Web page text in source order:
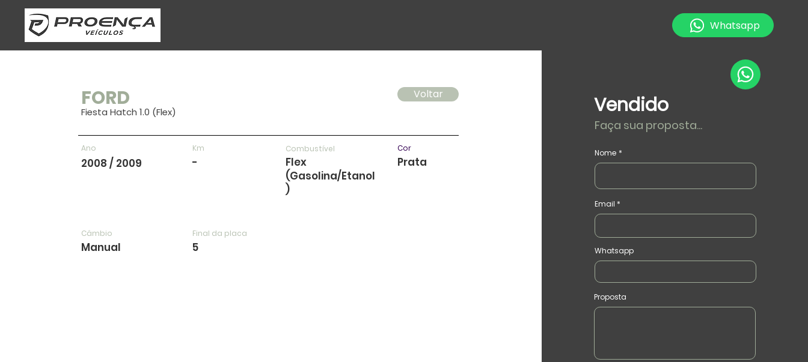
Whatsapp
FORD
Fiesta Hatch 1.0 (Flex)
Voltar
Ano
2008 / 2009
Km
-
Combustível
Flex
(Gasolina/Etanol
)
Cor
Prata
Câmbio
Manual
Final da placa
5
Vendido
Faça sua proposta...
Nome
Email
Whatsapp
Proposta